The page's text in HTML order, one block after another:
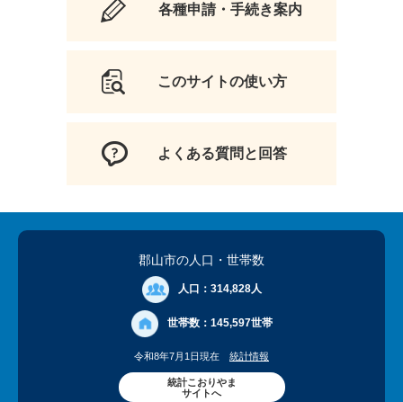
各種申請・手続き案内
このサイトの使い方
よくある質問と回答
郡山市の人口 ・世帯数
人口： 314,828人
世帯数： 145,597世帯
令和8年7月1日現在 統計情報
統計こおりやま
サイトへ